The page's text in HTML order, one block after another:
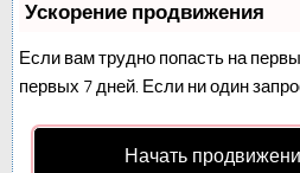
Ускорение продвижения
Если вам трудно попасть на
первых 7 дней. Если ни один
Начать